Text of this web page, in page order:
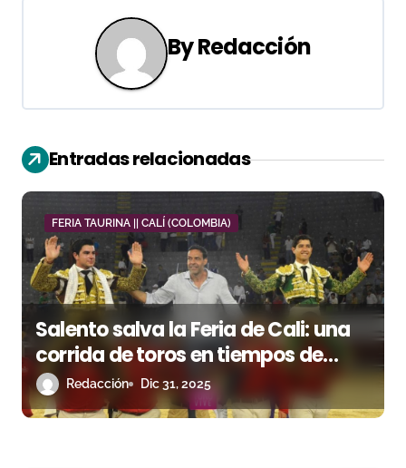
c
i
ó
n
d
e
e
n
t
ByRedacción
Entradas relacionadas
FERIA TAURINA || CALÍ (COLOMBIA)
Salento salva la Feria de Cali: una
corrida de toros en tiempos de
naufragio
Redacción Dic 31, 2025